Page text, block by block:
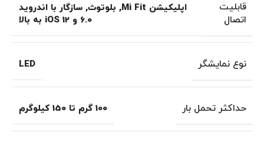
قابلیت
اتصال
اپلیکیشن Mi Fit , بلوتوث, سازگار با اندروید
6.0 و iOS 12 به بالا
نوع نمایشگر LED
حداکثر تحمل بار 100 گرم تا 150 کیلوگرم